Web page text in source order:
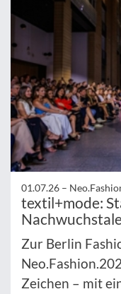
01.07.26 –
textil+mode:
Zur Berlin
Zeichen – mit